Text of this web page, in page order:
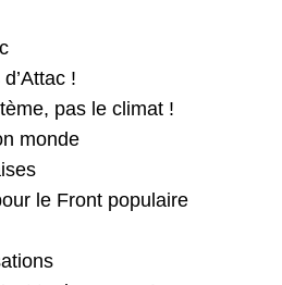
!
pas le climat !
monde
le Front populaire